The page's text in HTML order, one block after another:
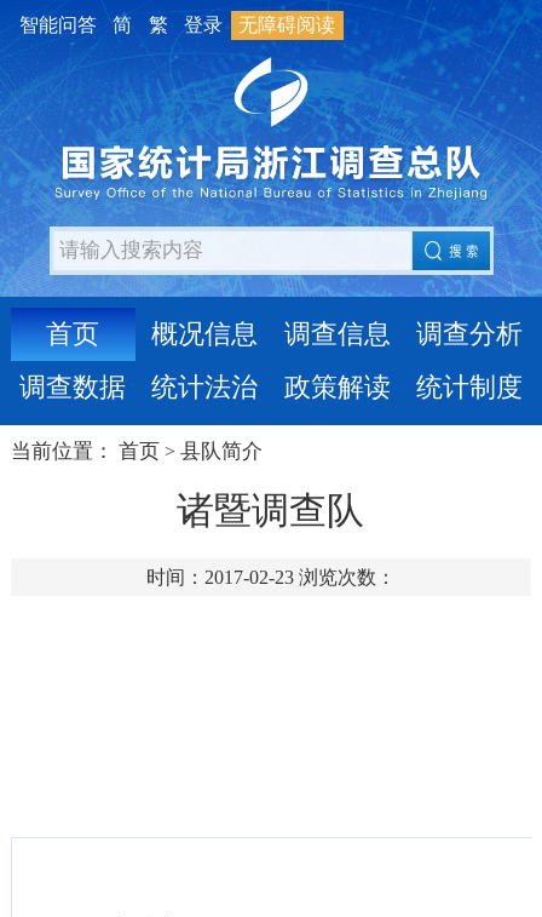
智能问答 简 繁 登录 无障碍阅读
首页 概况信息 调查信息
调查分析
调查数据
统计法治 政策解读 统计制度
当前位置： 首页 > 县队简介
诸暨调查队
时间：2017-02-23 浏览次数：